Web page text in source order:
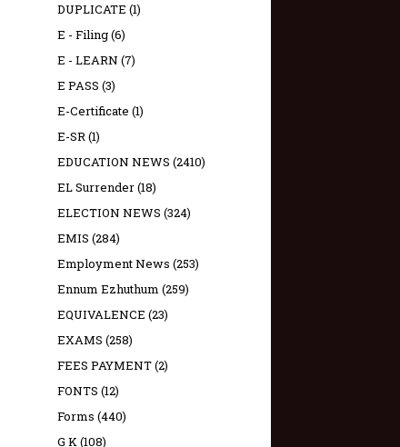
DUPLICATE (1)
E - Filing(6)
E - LEARN (7)
E PASS (3)
E-Certificate (1)
E-SR(1)
EDUCATION NEWS (2410)
EL Surrender(18)
ELECTION NEWS (324)
EMIS (284)
Employment News (253)
Ennum Ezhuthum (259)
EQUIVALENCE (23)
EXAMS (258)
FEES PAYMENT(2)
FONTS (12)
Forms (440)
G K(108)